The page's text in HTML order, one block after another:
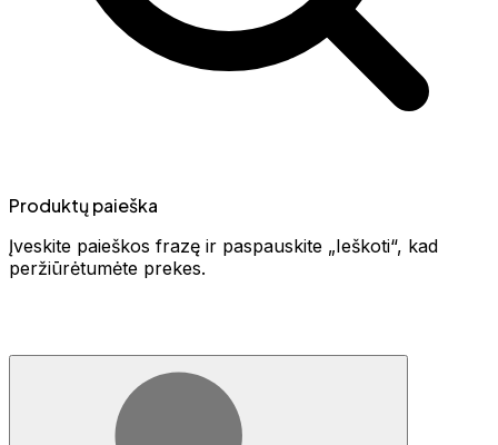
Produktų paieška
Įveskite paieškos frazę ir paspauskite „Ieškoti“, kad
peržiūrėtumėte prekes.